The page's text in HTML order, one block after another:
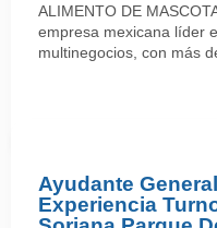
ALIMENTO DE
empresa mexicana líder
multinegocios, con más
Ayudante
Experiencia